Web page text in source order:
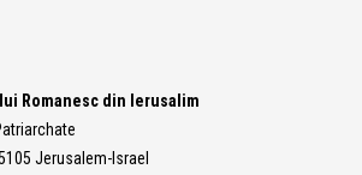
Romanesc din Ierusalim
Jerusalem-Israel